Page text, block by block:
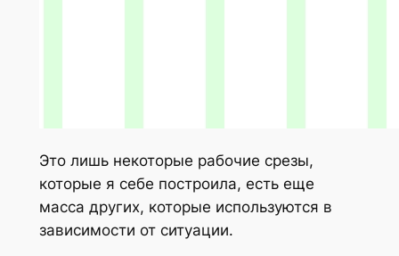
Это лишь некоторые рабочие срезы,
которые я себе построила, есть еще
масса других, которые используются в
зависимости от ситуации.